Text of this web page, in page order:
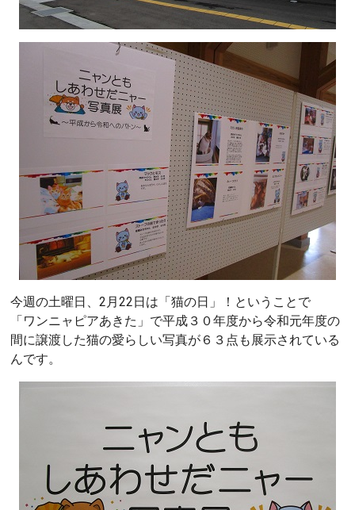
今週の土曜日、2月22日は「猫の日」！ということで
「ワンニャピアあきた」で平成３０年度から令和元年度の
間に譲渡した猫の愛らしい写真が６３点も展示されている
んです。